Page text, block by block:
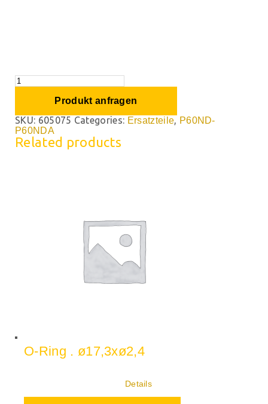
Produkt anfragen
SKU: 605075 Categories: Ersatzteile, P60ND-
P60NDA
Related products
O-Ring . ø17,3xø2,4
Details